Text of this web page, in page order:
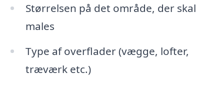
Størrelsen på det område, der skal
males
Type af overflader (vægge, lofter,
træværk etc.)